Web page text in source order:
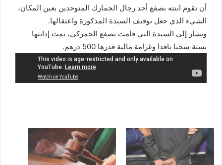
أن تقوم ابنته بصفع أحد رجال الجمارك المتوجدين بعين المكان،
الشيء الذي جعل توقيف السيدة المذكورة واعتقالها.
ويشار إلى السيدة التي قامت بصفع الجمركي، تمت إدانتها
بسنة سجنا نافذا وغرامة مالية قدرها 500 درهم.